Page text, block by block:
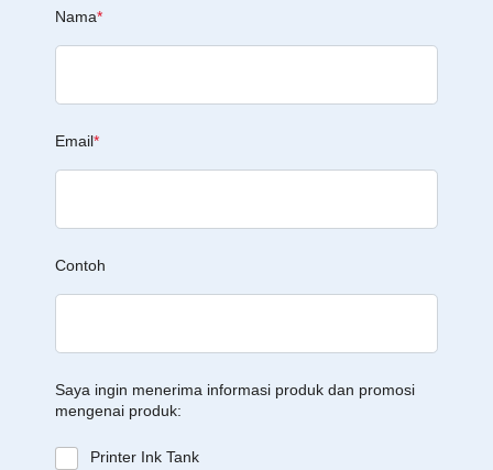
Nama*
Email*
Contoh
Saya ingin menerima informasi produk dan promosi
mengenai produk:
Printer Ink Tank